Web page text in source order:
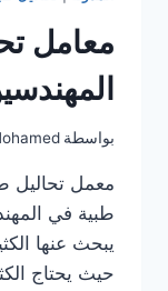
معامل
بواسطة
معمل تحاليل
طبية في
يبحث عنها
حيث يحتاج